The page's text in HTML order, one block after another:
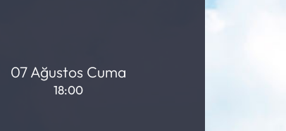
07 Ağustos Cuma
18:00